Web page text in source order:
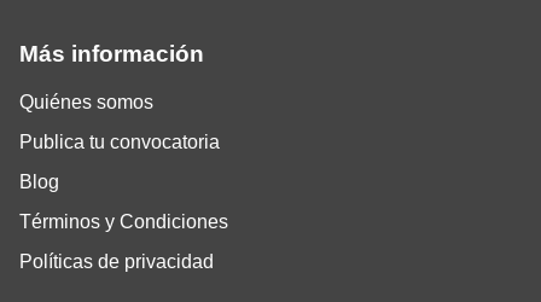
Más información
Quiénes somos
Publica tu convocatoria
Blog
Términos y Condiciones
Políticas de privacidad